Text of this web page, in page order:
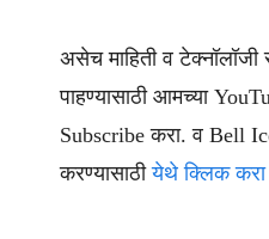
असेच माहिती व टेक्नॉलॉजी
पाहण्यासाठी आमच्या
Subscribe करा. व Bell
करण्यासाठीयेथे क्लिक करा